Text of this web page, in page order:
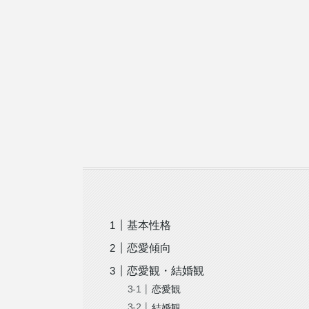
基本性格
恋愛傾向
恋愛観・結婚観
恋愛観